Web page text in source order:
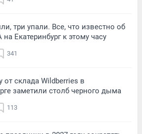
три упали. Все, что известно об
Екатеринбург к этому часу
341
от склада Wildberries в
заметили столб черного дыма
113